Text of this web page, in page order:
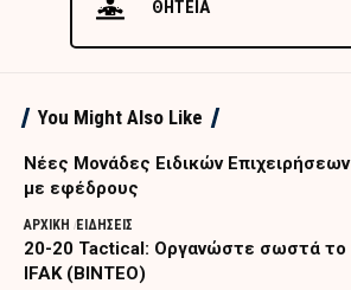
ΘΗΤΕΙΑ
You Might Also Like
Nέες Μονάδες Ειδικών Επιχειρήσεων
με εφέδρους
ΑΡΧΙΚΗ ΕΙΔΗΣΕΙΣ
20-20 Tactical: Οργανώστε σωστά το
IFAK (ΒΙΝΤΕΟ)